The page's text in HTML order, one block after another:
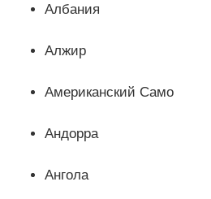
Албания
Алжир
Американский Само
Андорра
Ангола